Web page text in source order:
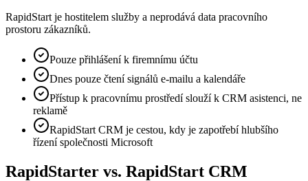
RapidStart je hostitelem služby a neprodává data pracovního
prostoru zákazníků.
Pouze přihlášení k firemnímu účtu
Dnes pouze čtení signálů e-mailu a kalendáře
Přístup k pracovnímu prostředí slouží k CRM asistenci, ne
reklamě
RapidStart CRM je cestou, kdy je zapotřebí hlubšího
řízení společnosti Microsoft
RapidStarter vs. RapidStart CRM